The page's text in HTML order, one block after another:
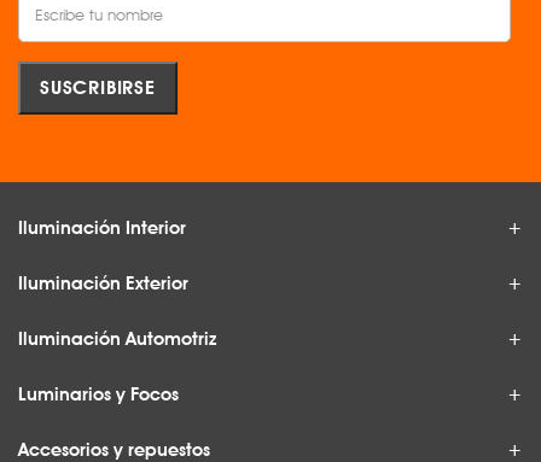
Iluminación Interior
Iluminación Exterior
Iluminación Automotriz
Luminarios y Focos
Accesorios y repuestos